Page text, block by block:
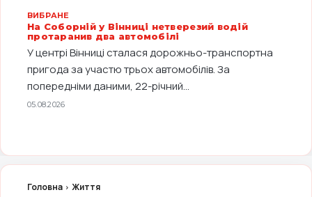
ВИБРАНЕ
На Соборній у Вінниці нетверезий водій
протаранив два автомобілі
У центрі Вінниці сталася дорожньо-транспортна
пригода за участю трьох автомобілів. За
попередніми даними, 22-річний...
05.08.2026